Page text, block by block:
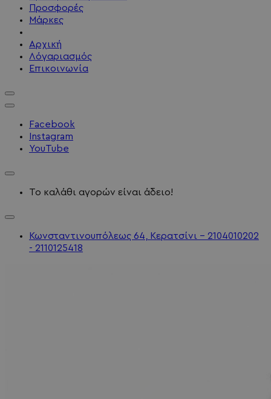
Προσφορές
Μάρκες
Αρχική
Λόγαριασμός
Επικοινωνία
Facebook
Instagram
YouTube
Το καλάθι αγορών είναι άδειο!
Κωνσταντινουπόλεως 64, Κερατσίνι - 2104010202
- 2110125418